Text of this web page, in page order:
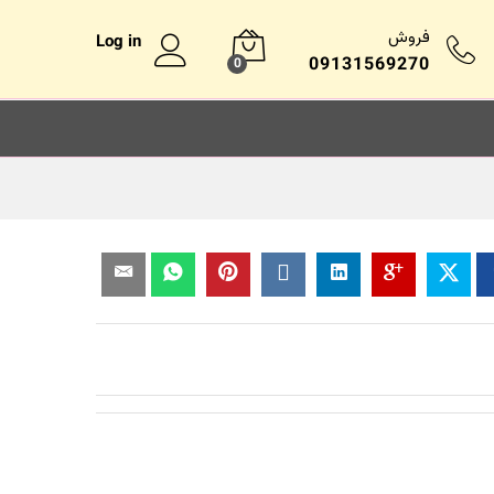
فروش
09131569270
0
Log in